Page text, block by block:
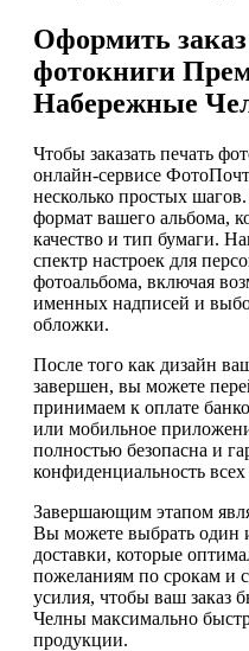
Оформить
фотокниги
Набережные
Чтобы заказать печать
онлайн-сервисе
несколько простых
формат вашего альбома,
качество и тип бумаги.
спектр настроек для
фотоальбома, включая
именных надписей и
обложки.
После того как дизайн
завершен, вы можете
принимаем к оплате
или мобильное
полностью безопасна и
конфиденциальность
Завершающим этапом
Вы можете выбрать один
доставки, которые
пожеланиям по срокам и
усилия, чтобы ваш заказ
Челны максимально
продукции.